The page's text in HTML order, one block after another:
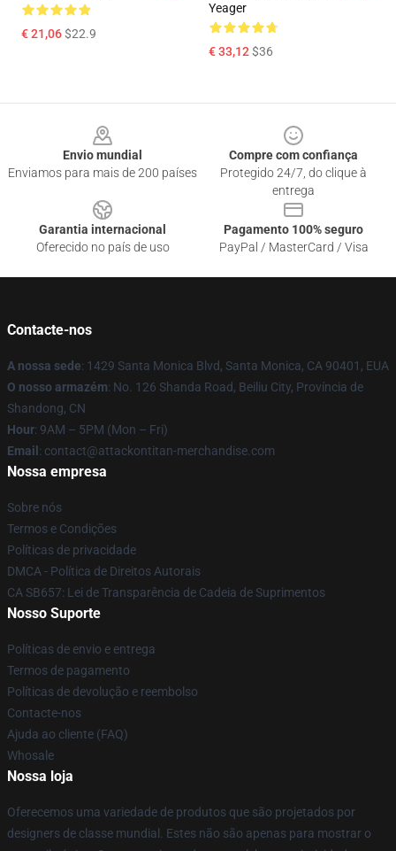
€ 21,06$22.9
Yeager
€ 33,12$36
Envio mundial
Enviamos para mais de 200 países
Compre com confiança
Protegido 24/7, do clique à
entrega
Garantia internacional
Oferecido no país de uso
Pagamento 100% seguro
PayPal / MasterCard / Visa
Contacte-nos
A nossa sede: 1429 Santa Monica Blvd, Santa Monica, CA 90401, EUA
O nosso armazém: No. 126 Shanda Road, Beiliu City, Província de
Shandong, CN
Hour: 9AM – 5PM (Mon – Fri)
Email : contact@attackontitan-merchandise.com
Nossa empresa
Sobre nós
Termos e Condições
Políticas de privacidade
DMCA - Política de Direitos Autorais
CA SB657: Lei de Transparência de Cadeia de Suprimentos
Nosso Suporte
Políticas de envio e entrega
Termos de pagamento
Políticas de devolução e reembolso
Contacte-nos
Ajuda ao cliente (FAQ)
Whosale
Nossa loja
Oferecemos uma variedade de produtos que são projetados por
designers de classe mundial. Estes não são apenas para mostrar o